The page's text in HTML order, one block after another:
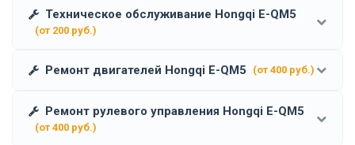
Техническое обслуживание Hongqi E-QM5
(от 200 руб.)
Ремонт двигателей Hongqi E-QM5 (от 400 руб.)
Ремонт рулевого управления Hongqi E-QM5
(от 400 руб.)